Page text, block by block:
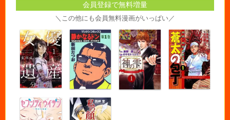
会員登録で無料増量
＼この他にも会員無料漫画がいっぱい／